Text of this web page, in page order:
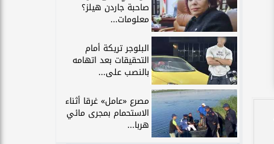
صاحبة جاردن هيلز؟
معلومات...
البلوجر تريكة أمام
التحقيقات بعد اتهامه
بالنصب على...
مصرع «عامل» غرقا أثناء
الاستحمام بمجرى مائي
هربا...